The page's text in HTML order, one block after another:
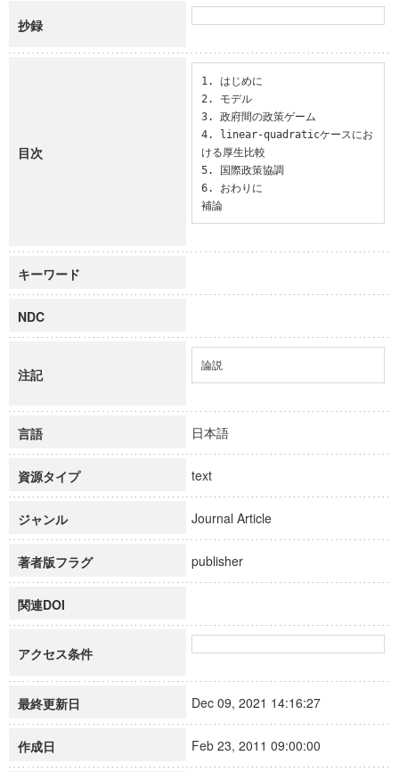
抄録
目次
1. はじめに
2. モデル
3. 政府間の政策ゲーム
4. linear-quadraticケースにお
ける厚生比較
5. 国際政策協調
6. おわりに
補論
キーワード
NDC
注記
論説
言語 日本語
資源タイプ text
ジャンル Journal Article
著者版フラグ publisher
関連DOI
アクセス条件
最終更新日 Dec 09, 2021 14:16:27
作成日 Feb 23, 2011 09:00:00